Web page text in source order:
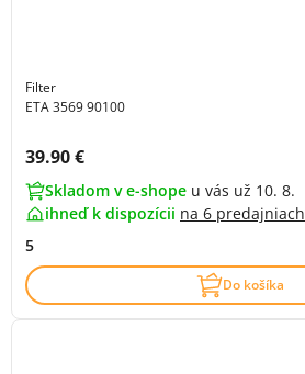
Filter
ETA 3569 90100
Cena s DPH:
39.90 €
Skladom v e-shope u vás už 10. 8.
ihneď k dispozícii na 6 predajniach
5
Do košíka